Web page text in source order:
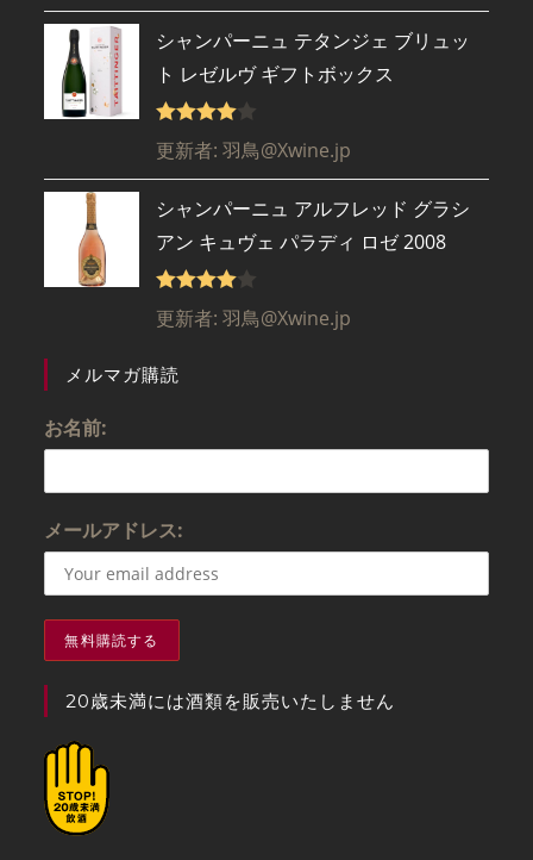
シャンパーニュ テタンジェ ブリュッ
ト レゼルヴ ギフトボックス
5段階で
更新者: 羽鳥@Xwine.jp
シャンパーニュ アルフレッド グラシ
アン キュヴェ パラディ ロゼ 2008
5段階で
更新者: 羽鳥@Xwine.jp
メルマガ購読
お名前:
メールアドレス:
20歳未満には酒類を販売いたしません